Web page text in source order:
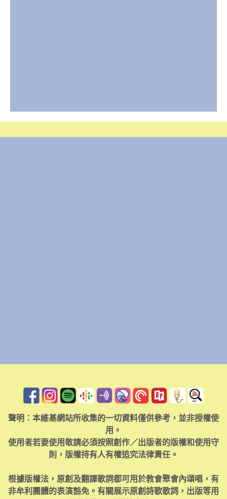
聲明：本維基網站所收集的一切資料僅供參考，並非授權使
用。
使用者若要使用敬請必須按照創作／出版者的版權和使用守
則，版權持有人有權追究法律責任。
根據版權法，原創及翻譯歌詞都可用於教會聚會內頌唱，有
非牟利團體的表演豁免。有關展示原創詩歌歌詞，出版等用